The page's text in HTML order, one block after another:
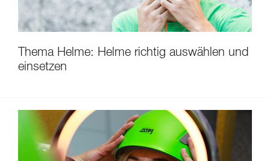
Thema Helme: Helme richtig auswählen und
einsetzen